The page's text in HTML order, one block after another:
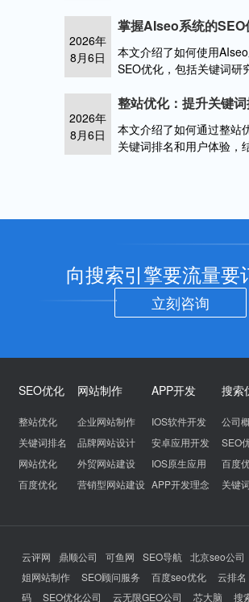
AIseo系统不仅提升了搜索
智能运营。
2026年
8月6日
本文介绍了如何使用
SEO优化，包括关键词研
快速提升搜索引擎排名。
2026年
8月6日
本文介绍了如何通过整站
关键词排名和用户体验，
向搜索引擎要流量要
立刻咨询
SEO优化
整站优化
关键词排名
网站优化
百度优化
网站制作
企业网站制作
品牌网站设计
外贸网站建设
营销型网站建设
APP开发
IOS软件开发
安卓应用开发
IOS原生应用
APP开发理念
搜索
公司
SEO
百度
关键
云评网 鼎顺公司 可鱼网 SEO导航 北京seo公司
姐网站制作
SEO顾问服务 百度seo优化 云排名
码
SEO优化公司 云无限GEO公司 芯大脑 搜